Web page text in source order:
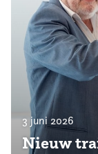
3 juni 2026
Nieuw